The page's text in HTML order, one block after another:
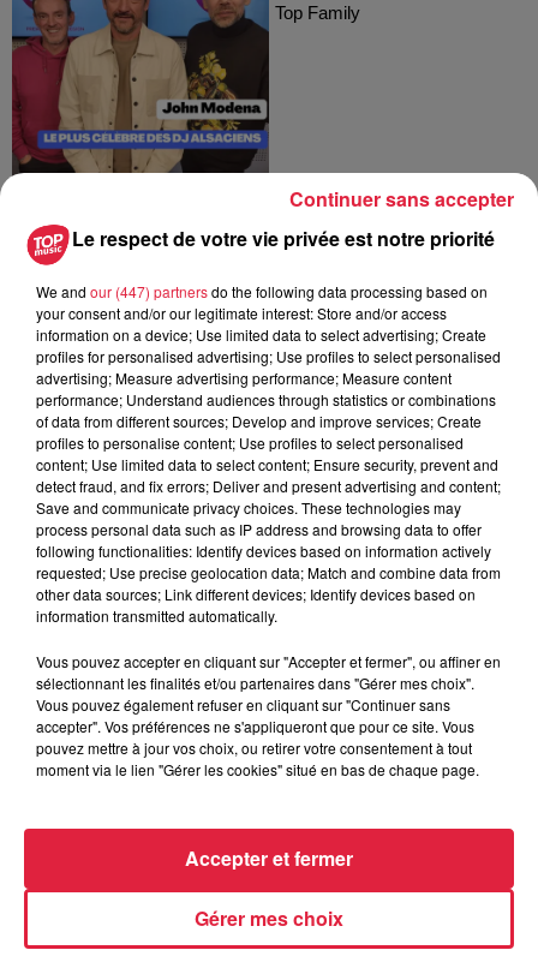
Top Family
Laurent fondateur de
l'entreprise alsacienne,
LSG partenaire
Top Family
Enzo Poirot et Antoine
Torres, joueurs de
l'Étoile Noire de
Strasbourg
Top Family
La marque alsacienne
Stoeffler fête ses 80 ans
Le respect de votre vie privée est notre priorité
We and our (447) partnersdo the following data processing based on
your consent and/or our legitimate interest: Store and/or access
information on a device; Use limited data to select advertising; Create
profiles for personalised advertising; Use profiles to select personalised
advertising; Measure advertising performance; Measure content
performance; Understand audiences through statistics or combinations
of data from different sources; Develop and improve services; Create
profiles to personalise content; Use profiles to select personalised
content; Use limited data to select content; Ensure security, prevent and
detect fraud, and fix errors; Deliver and present advertising and content;
Save and communicate privacy choices. These technologies may
process personal data such as IP address and browsing data to offer
following functionalities: Identify devices based on information actively
requested; Use precise geolocation data; Match and combine data from
other data sources; Link different devices; Identify devices based on
information transmitted automatically.
Vous pouvez accepter en cliquant sur "Accepter et fermer", ou affiner en
sélectionnant les finalités et/ou partenaires dans "Gérer mes choix".
Vous pouvez également refuser en cliquant sur "Continuer sans
accepter". Vos préférences ne s'appliqueront que pour ce site. Vous
pouvez mettre à jour vos choix, ou retirer votre consentement à tout
moment via le lien "Gérer les cookies" situé en bas de chaque page.
Gérer mes choix
Accepter et fermer
Continuer sans accepter